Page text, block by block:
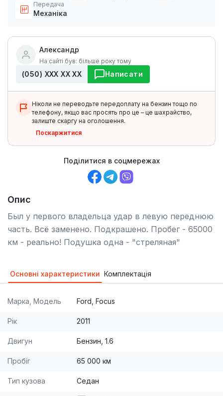
Передача
Механіка
Александр
На сайті був: більше року тому
(050) ХХХ ХХ ХХ Написати
Ніколи не переводьте передоплату на бензин тощо по
телефону, якщо вас просять про це – це шахрайство,
залиште скаргу на оголошення.
Поскаржитися
Поділитися в соцмережах
Опис
Был у первого владельца удар в левую переднюю
часть. Всё заменено. Подкрашено. Пробег - 65000
км - реально! Подушка одна - "стреляная"
Основні характеристики Комплектація
Марка, Модель Ford, Focus
Рік 2011
Двигун Бензин, 1.6
Пробіг 65 000 км
Тип кузова Седан